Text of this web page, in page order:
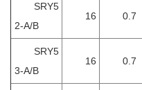
SRY5
2-A/B
16 0.7
SRY5
3-A/B
16 0.7